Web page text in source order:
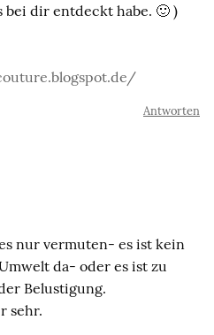
bei dir entdeckt habe. 🙂 )
Antworten
nur vermuten- es ist kein
da- oder es ist zu
Belustigung.
sehr.